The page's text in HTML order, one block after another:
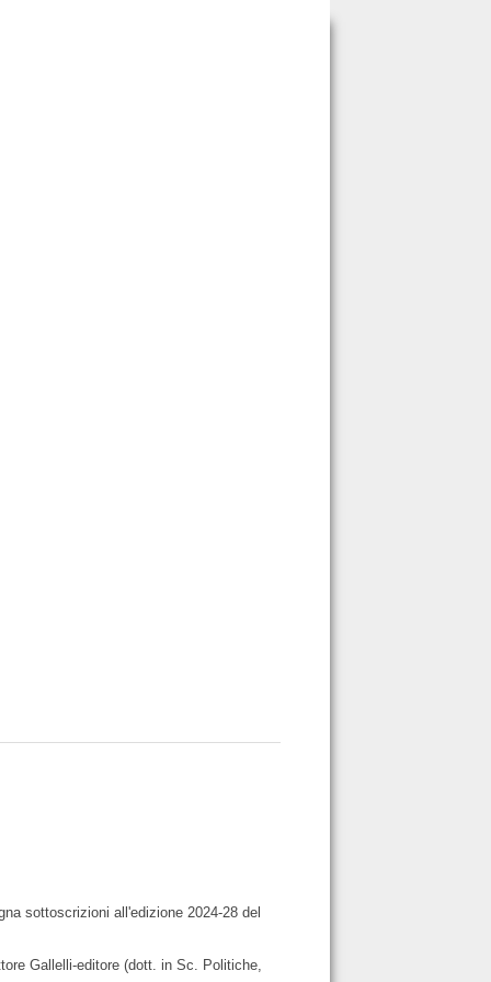
sottoscrizioni all'edizione 2024-28 del
Gallelli-editore (dott. in Sc. Politiche,